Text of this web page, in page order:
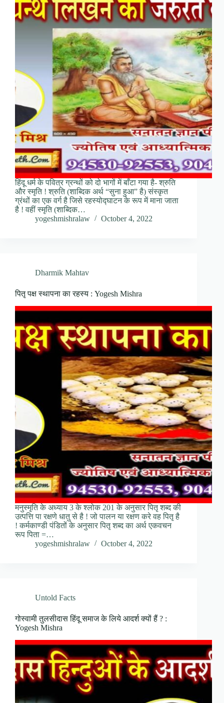
हिंदू धर्म के पवित्र ग्रन्थों को दो भागों में बाँटा गया है- श्रुति
और स्मृति ! श्रुति (शाब्दिक अर्थ “सुना हुआ” है) संस्कृत
ग्रंथों का एक वर्ग है जिसे रहस्योद्घाटन के रूप में माना जाता
है ! वहीं स्मृति (शाब्दिक…
yogeshmishralaw
October 4, 2022
Dharmik Mahtav
पितृ पक्ष स्थापना का रहस्य : Yogesh Mishra
मनुस्मृति के अध्याय 3 के श्लोक 201 के अनुसार पितृ शब्द की
उत्पत्ति पा रक्षणे धातु से है ! जो पालन या रक्षण करे वह पितृ है
! कर्मकाण्डी पंडितों के अनुसार पितृ शब्द का अर्थ एकवचन
रूप पिता =…
yogeshmishralaw
October 4, 2022
Untold Facts
गोस्वामी तुलसीदास हिंदू समाज के लिये आदर्श क्यों हैं ? :
Yogesh Mishra